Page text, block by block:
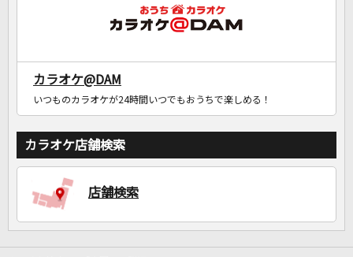
カラオケ@DAM
いつものカラオケが24時間いつでもおうちで楽しめる！
カラオケ店舗検索
店舗検索